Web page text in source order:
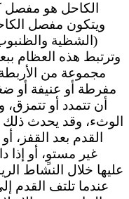
الكاحل هو مفصل
ويتكون مفصل
(الشظية
وترتبط هذه العظام
مجموعة من
مفرطة أو عنيفة أو
أن تتمدد أو
الوثء، وقد يحدث
القدم بعد
غير مستوٍ، أو
عليها خلال النشاط
عندما تلتف القدم